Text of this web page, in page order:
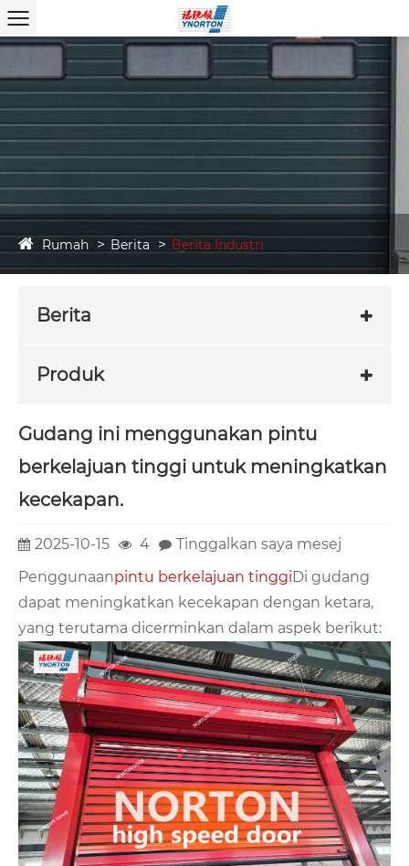
Rumah Berita Berita Industri
Berita
Produk
Gudang ini menggunakan pintu
berkelajuan tinggi untuk meningkatkan
kecekapan.
2025-10-15 4
Tinggalkan saya mesej
Penggunaanpintu berkelajuan tinggiDi gudang
dapat meningkatkan kecekapan dengan ketara,
yang terutama dicerminkan dalam aspek berikut: